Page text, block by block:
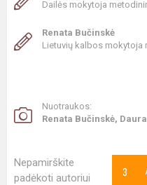
Dailės mokytoja
Renata Bučinskė
Lietuvių kalbos mokytoja
Nuotraukos:
Renata Bučinskė,
Nepamirškite
padėkoti autoriui
3